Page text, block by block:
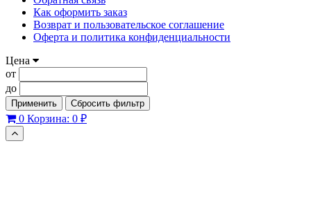
Как оформить заказ
Возврат и пользовательское соглашение
Оферта и политика конфиденциальности
Цена
от
до
Применить Сбросить фильтр
0 Корзина: 0 ₽